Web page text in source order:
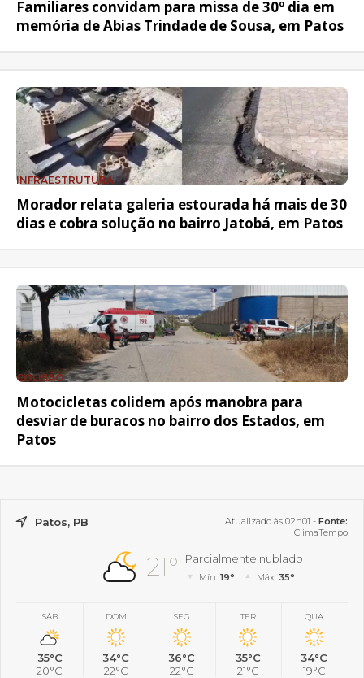
Familiares convidam para missa de 30º dia em
memória de Abias Trindade de Sousa, em Patos
INFRAESTRUTURA
Morador relata galeria estourada há mais de 30
dias e cobra solução no bairro Jatobá, em Patos
COLISÃO
Motocicletas colidem após manobra para
desviar de buracos no bairro dos Estados, em
Patos
Patos, PB Atualizado às 02h01 - Fonte:
ClimaTempo
21° Parcialmente nublado
Mín.19° Máx. 35°
SÁB
35°C
20°C
DOM
34°C
22°C
SEG
36°C
22°C
TER
35°C
21°C
QUA
34°C
19°C